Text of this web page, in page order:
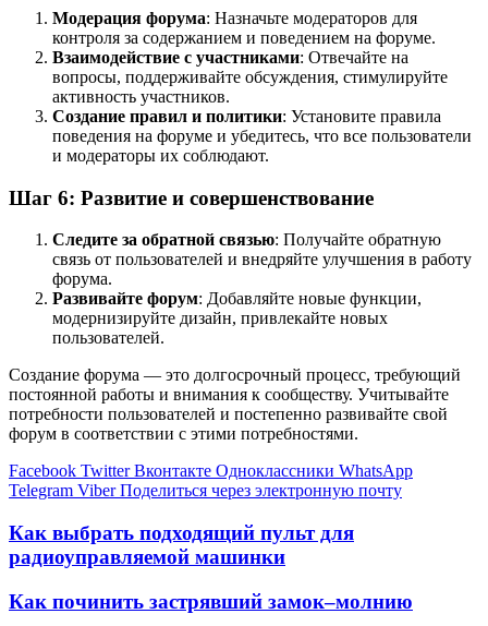
Модерация форума: Назначьте модераторов для
контроля за содержанием и поведением на форуме.
Взаимодействие с участниками: Отвечайте на
вопросы, поддерживайте обсуждения, стимулируйте
активность участников.
Создание правил и политики: Установите правила
поведения на форуме и убедитесь, что все пользователи
и модераторы их соблюдают.
Шаг 6: Развитие и совершенствование
Следите за обратной связью: Получайте обратную
связь от пользователей и внедряйте улучшения в работу
форума.
Развивайте форум: Добавляйте новые функции,
модернизируйте дизайн, привлекайте новых
пользователей.
Создание форума — это долгосрочный процесс, требующий
постоянной работы и внимания к сообществу. Учитывайте
потребности пользователей и постепенно развивайте свой
форум в соответствии с этими потребностями.
Facebook Twitter Вконтакте Одноклассники WhatsApp
Telegram Viber Поделиться через электронную почту
Как выбрать подходящий пульт для
радиоуправляемой машинки
Как починить застрявший замок–молнию